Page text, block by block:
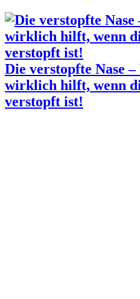
Die verstopfte Nase –
wirklich hilft, wenn
verstopft ist!